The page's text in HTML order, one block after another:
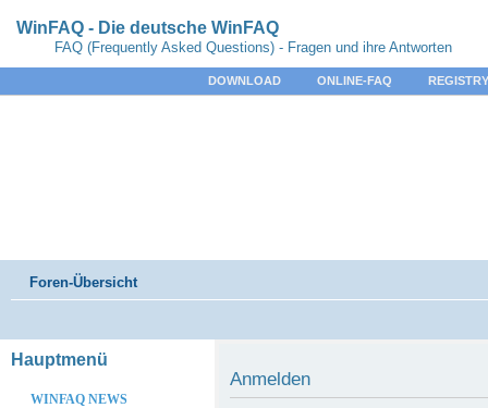
WinFAQ - Die deutsche WinFAQ
FAQ (Frequently Asked Questions) - Fragen und ihre Antworten
DOWNLOAD ONLINE-FAQ
Foren-Übersicht
Anmelden
Hauptmenü
WINFAQ NEWS